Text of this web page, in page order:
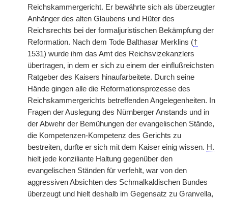
Reichskammergericht. Er bewährte sich als überzeugter
Anhänger des alten Glaubens und Hüter des
Reichsrechts bei der formaljuristischen Bekämpfung der
Reformation. Nach dem Tode Balthasar Merklins (†
1531) wurde ihm das Amt des Reichsvizekanzlers
übertragen, in dem er sich zu einem der einflußreichsten
Ratgeber des Kaisers hinaufarbeitete. Durch seine
Hände gingen alle die Reformationsprozesse des
Reichskammergerichts betreffenden Angelegenheiten. In
Fragen der Auslegung des Nürnberger Anstands und in
der Abwehr der Bemühungen der evangelischen Stände,
die Kompetenzen-Kompetenz des Gerichts zu
bestreiten, durfte er sich mit dem Kaiser einig wissen. H.
hielt jede konziliante Haltung gegenüber den
evangelischen Ständen für verfehlt, war von den
aggressiven Absichten des Schmalkaldischen Bundes
überzeugt und hielt deshalb im Gegensatz zu Granvella,